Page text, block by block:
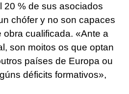
20 % de sus asociados
chófer y no son capaces
obra cualificada. «Ante a
son moitos os que optan
países de Europa ou
déficits formativos»,